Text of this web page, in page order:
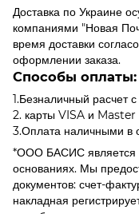
Доставка по Украине
компаниями "Новая
время доставки
оформлении заказа.
Способы оплаты:
1.Безналичный расчет
2. карты VISA и
3.Оплата наличными в
*ООО БАСИС является
основаниях. Мы
документов: счет-
накладная